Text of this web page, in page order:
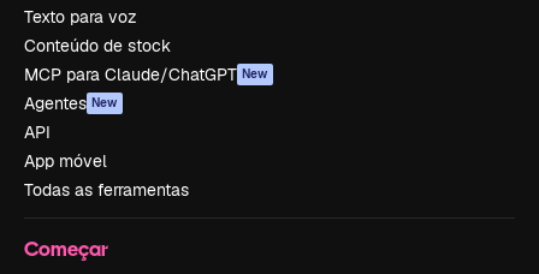
Texto para voz
Conteúdo de stock
MCP para Claude/ChatGPT New
Agentes New
API
App móvel
Todas as ferramentas
Começar